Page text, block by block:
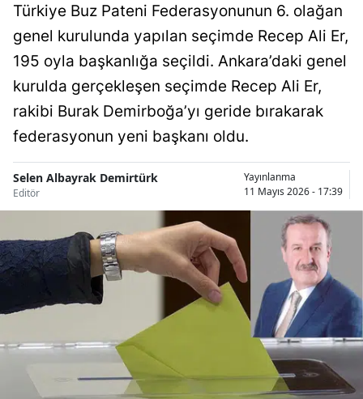
Artvin
Aydın
Balıkesir
Bilecik
Bolu
Burdur
Bursa
Çanakkale
Çankırı
Çorum
Türkiye Buz Pateni Federasyonunun 6. olağan
genel kurulunda yapılan seçimde Recep Ali Er,
195 oyla başkanlığa seçildi. Ankara’daki genel
kurulda gerçekleşen seçimde Recep Ali Er,
rakibi Burak Demirboğa’yı geride bırakarak
federasyonun yeni başkanı oldu.
Selen Albayrak Demirtürk
Editör
Yayınlanma
11 Mayıs 2026 - 17:39